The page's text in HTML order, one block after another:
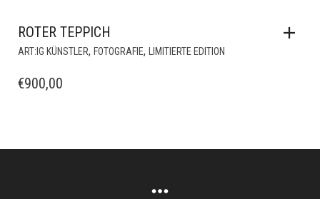
ROTER TEPPICH
ART:IG KÜNSTLER FOTOGRAFIE LIMITIERTE EDITION
€900,00